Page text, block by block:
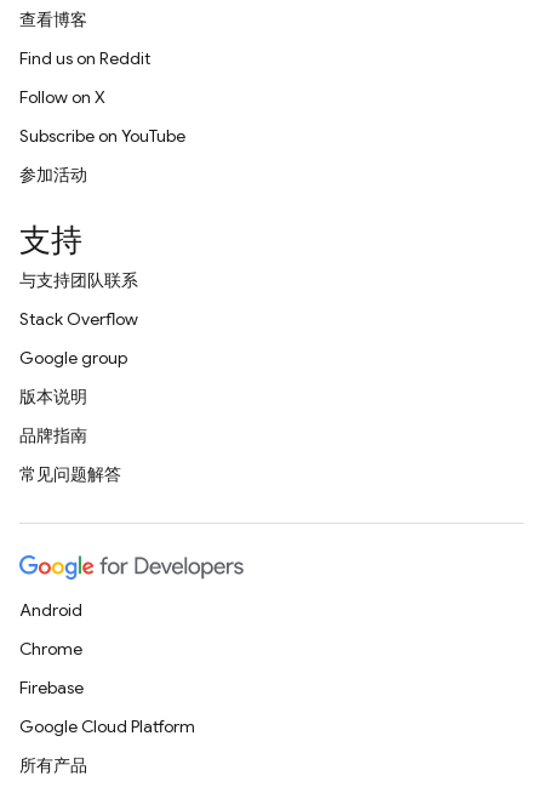
查看博客
Find us on Reddit
Follow on X
Subscribe on YouTube
参加活动
支持
与支持团队联系
Stack Overflow
Google group
版本说明
品牌指南
常见问题解答
Android
Chrome
Firebase
Google Cloud Platform
所有产品